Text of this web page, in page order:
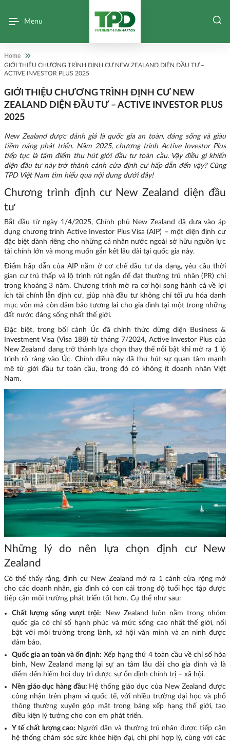
Menu
Home
GIỚI THIỆU CHƯƠNG TRÌNH ĐỊNH CƯ NEW ZEALAND DIỆN ĐẦU TƯ –
ACTIVE INVESTOR PLUS 2025
GIỚI THIỆU CHƯƠNG TRÌNH ĐỊNH CƯ NEW
ZEALAND DIỆN ĐẦU TƯ – ACTIVE INVESTOR PLUS
2025
New Zealand được đánh giá là quốc gia an toàn, đáng sống và giàu
tiềm năng phát triển. Năm 2025, chương trình Active Investor Plus
tiếp tục là tâm điểm thu hút giới đầu tư toàn cầu. Vậy điều gì khiến
diện đầu tư này trở thành cánh cửa định cư hấp dẫn đến vậy? Cùng
TPD Việt Nam tìm hiểu qua nội dung dưới đây!
Chương trình định cư New Zealand diện đầu
tư
Bắt đầu từ ngày 1/4/2025, Chính phủ New Zealand đã đưa vào áp
dụng chương trình Active Investor Plus Visa (AIP) – một diện định cư
đặc biệt dành riêng cho những cá nhân nước ngoài sở hữu nguồn lực
tài chính lớn và mong muốn gắn kết lâu dài tại quốc gia này.
Điểm hấp dẫn của AIP nằm ở cơ chế đầu tư đa dạng, yêu cầu thời
gian cư trú thấp và lộ trình rút ngắn để đạt thường trú nhân (PR) chỉ
trong khoảng 3 năm. Chương trình mở ra cơ hội song hành cả về lợi
ích tài chính lẫn định cư, giúp nhà đầu tư không chỉ tối ưu hóa danh
mục vốn mà còn đảm bảo tương lai cho gia đình tại một trong những
đất nước đáng sống nhất thế giới.
Đặc biệt, trong bối cảnh Úc đã chính thức dừng diện Business &
Investment Visa (Visa 188) từ tháng 7/2024, Active Investor Plus của
New Zealand đang trở thành lựa chọn thay thế nổi bật khi mở ra 1 lộ
trình rõ ràng vào Úc. Chính điều này đã thu hút sự quan tâm mạnh
mẽ từ giới đầu tư toàn cầu, trong đó có không ít doanh nhân Việt
Nam.
Những lý do nên lựa chọn định cư New
Zealand
Có thể thấy rằng, định cư New Zealand mở ra 1 cánh cửa rộng mở
cho các doanh nhân, gia đình có con cái trong độ tuổi học tập được
tiếp cận môi trường phát triển tốt hơn. Cụ thể như sau:
Chất lượng sống vượt trội:
New Zealand luôn nằm trong nhóm
quốc gia có chỉ số hạnh phúc và mức sống cao nhất thế giới, nổi
bật với môi trường trong lành, xã hội văn minh và an ninh được
đảm bảo.
Quốc gia an toàn và ổn định: Xếp hạng thứ 4 toàn cầu về chỉ số hòa
bình, New Zealand mang lại sự an tâm lâu dài cho gia đình và là
điểm đến hiếm hoi duy trì được sự ổn định chính trị – xã hội.
Nền giáo dục hàng đầu: Hệ thống giáo dục của New Zealand được
công nhận trên phạm vi quốc tế, với nhiều trường đại học và phổ
thông thường xuyên góp mặt trong bảng xếp hạng thế giới, tạo
điều kiện lý tưởng cho con em phát triển.
Y tế chất lượng cao: Người dân và thường trú nhân được tiếp cận
hệ thống chăm sóc sức khỏe hiện đại, chi phí hợp lý, cùng với các